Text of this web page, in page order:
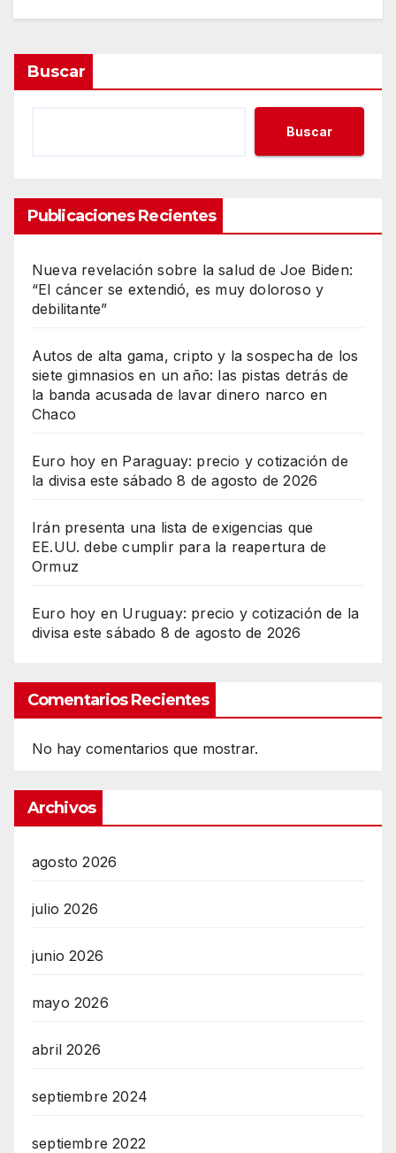
Buscar
Buscar
Publicaciones Recientes
Nueva revelación sobre la salud de Joe Biden:
“El cáncer se extendió, es muy doloroso y
debilitante”
Autos de alta gama, cripto y la sospecha de los
siete gimnasios en un año: las pistas detrás de
la banda acusada de lavar dinero narco en
Chaco
Euro hoy en Paraguay: precio y cotización de
la divisa este sábado 8 de agosto de 2026
Irán presenta una lista de exigencias que
EE.UU. debe cumplir para la reapertura de
Ormuz
Euro hoy en Uruguay: precio y cotización de la
divisa este sábado 8 de agosto de 2026
Comentarios Recientes
No hay comentarios que mostrar.
Archivos
agosto 2026
julio 2026
junio 2026
mayo 2026
abril 2026
septiembre 2024
septiembre 2022